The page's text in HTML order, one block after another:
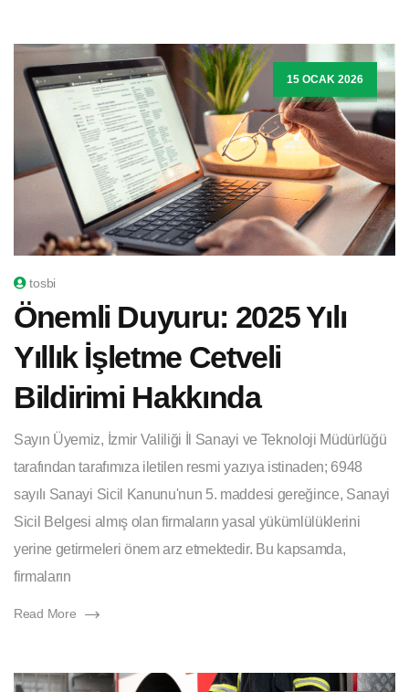
15 OCAK 2026
tosbi
Önemli Duyuru: 2025 Yılı
Yıllık İşletme Cetveli
Bildirimi Hakkında
Sayın Üyemiz, İzmir Valiliği İl Sanayi ve Teknoloji Müdürlüğü
tarafından tarafımıza iletilen resmi yazıya istinaden; 6948
sayılı Sanayi Sicil Kanunu'nun 5. maddesi gereğince, Sanayi
Sicil Belgesi almış olan firmaların yasal yükümlülüklerini
yerine getirmeleri önem arz etmektedir. Bu kapsamda,
firmaların
Read More